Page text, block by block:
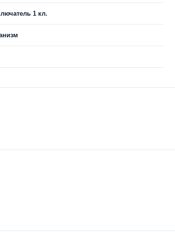
1 кл.